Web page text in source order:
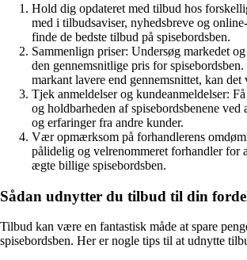
Hold dig opdateret med tilbud hos
med i tilbudsaviser, nyhedsbreve og
finde de bedste tilbud på spisebordsben.
Sammenlign priser: Undersøg markedet
den gennemsnitlige pris for
markant lavere end gennemsnittet, kan
Tjek anmeldelser og kundeanmeldelser:
og holdbarheden af spisebordsbenene ved
og erfaringer fra andre kunder.
Vær opmærksom på forhandlerens
pålidelig og velrenommeret forhandler for
ægte billige spisebordsben.
Sådan udnytter du tilbud til din
Tilbud kan være en fantastisk måde at spare
spisebordsben. Her er nogle tips til at udnytte